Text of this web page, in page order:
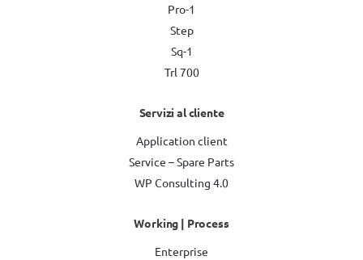
Pro-1
Step
Sq-1
Trl 700
Servizi al cliente
Application client
Service – Spare Parts
WP Consulting 4.0
Working | Process
Enterprise